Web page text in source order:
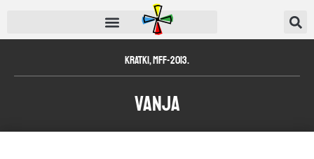
Kratki,MFF-2013.
Vanja